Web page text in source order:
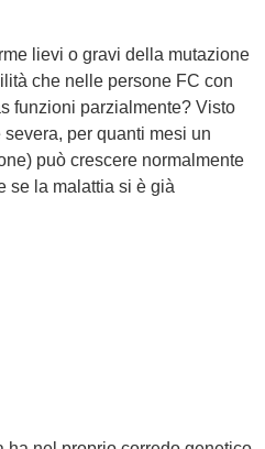
lievi o gravi della mutazione
che nelle persone FC con
funzioni parzialmente? Visto
per quanti mesi un
può crescere normalmente
se la malattia si è già